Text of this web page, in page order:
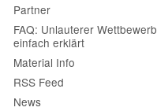
Partner
FAQ: Unlauterer Wettbewerb
einfach erklärt
Material Info
RSS Feed
News